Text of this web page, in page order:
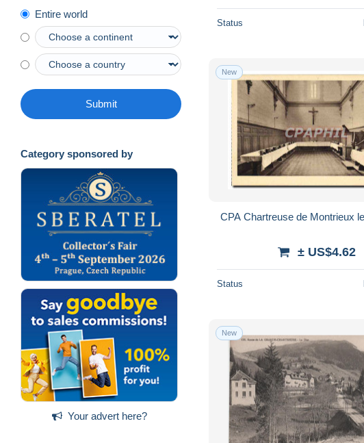
Entire world
Submit
Category sponsored by
Your advert here?
Status
New
CPA Chartreuse de Montrieux
± US$4.62
Status
New